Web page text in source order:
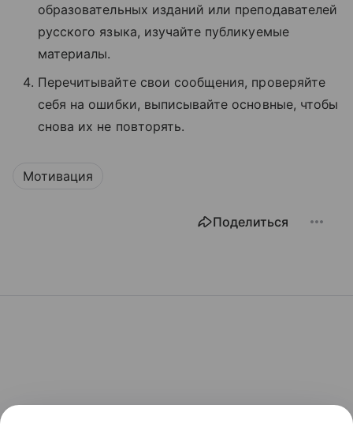
образовательных изданий или преподавателей
русского языка, изучайте публикуемые
материалы.
Перечитывайте свои сообщения, проверяйте
себя на ошибки, выписывайте основные, чтобы
снова их не повторять.
Мотивация
Поделиться